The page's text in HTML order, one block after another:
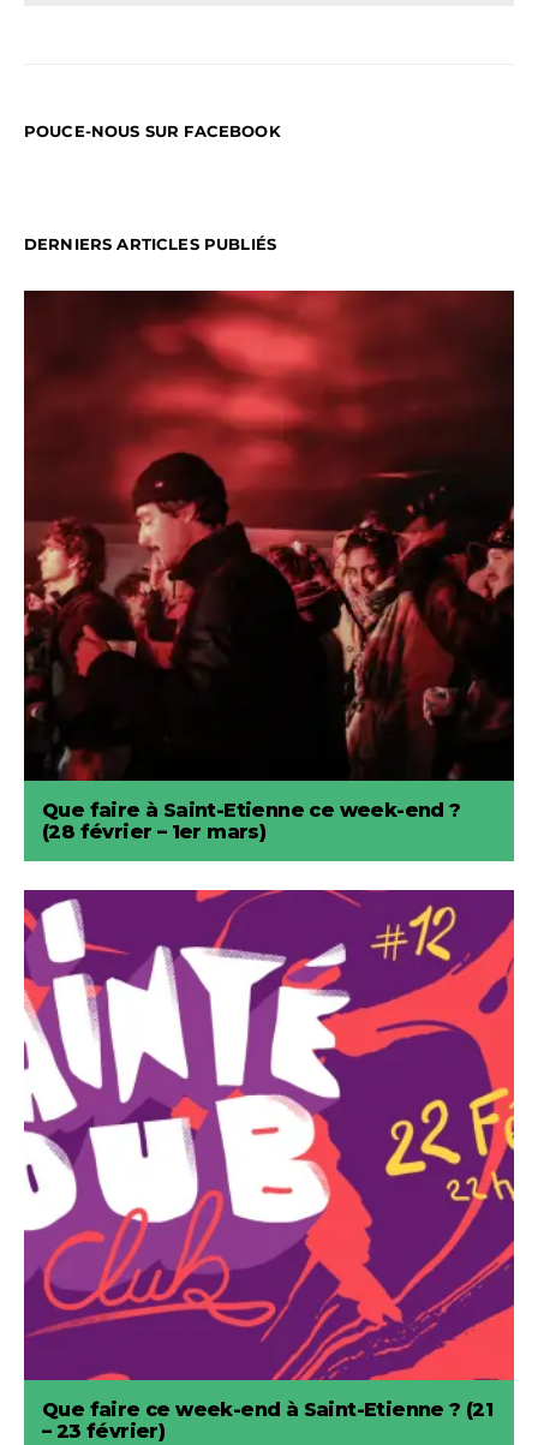
POUCE-NOUS SUR FACEBOOK
DERNIERS ARTICLES PUBLIÉS
Que faire à Saint-Etienne ce week-end ?
(28 février – 1er mars)
Que faire ce week-end à Saint-Etienne ? (21
– 23 février)